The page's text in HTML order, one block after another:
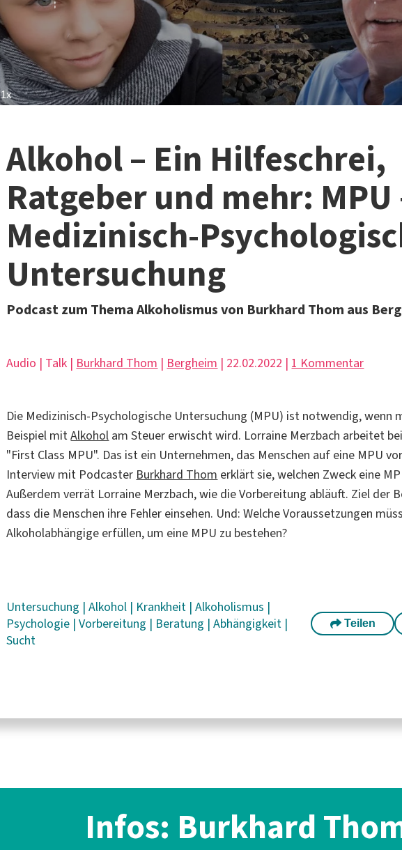
1xPlayback
Rate
Alkohol – Ein Hilfeschrei,
Ratgeber und mehr: MPU
Medizinisch-
Untersuchung
Podcast zum Thema Alkoholismus von Burkhard Thom aus
Audio | Talk | Burkhard Thom | Bergheim | 22.02.2022 | 1 Kommentar
Die Medizinisch-Psychologische Untersuchung (MPU) ist notwendig, wenn
Beispiel mitAlkohol am Steuer erwischt wird. Lorraine Merzbach arbeitet
"First Class MPU". Das ist ein Unternehmen, das Menschen auf eine MPU
Interview mit Podcaster Burkhard Thom erklärt sie, welchen Zweck eine
Außerdem verrät Lorraine Merzbach, wie die Vorbereitung abläuft. Ziel der
dass die Menschen ihre Fehler einsehen. Und: Welche Voraussetzungen
Alkoholabhängige erfüllen, um eine MPU zu bestehen?
Untersuchung |Alkohol | Krankheit |Alkoholismus |
Psychologie |Vorbereitung | Beratung |Abhängigkeit |
Sucht
Teilen
Infos: Burkhard